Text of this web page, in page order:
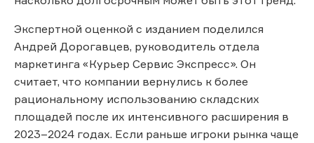
Экспертной оценкой с изданием поделился
Андрей Дорогавцев, руководитель отдела
маркетинга «Курьер Сервис Экспресс». Он
считает, что компании вернулись к более
рациональному использованию складских
площадей после их интенсивного расширения в
2023–2024 годах. Если раньше игроки рынка чаще